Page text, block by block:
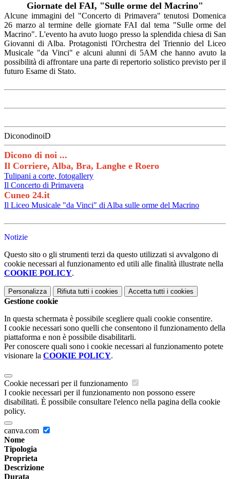
Giornate del FAI, "Sulle orme del Macrino"
Alcune immagini del "Concerto di Primavera" tenutosi Domenica
26 marzo al termine delle giornate FAI dal tema "Sulle orme del
Macrino". L'evento ha avuto luogo presso la splendida chiesa di San
Giovanni di Alba. Protagonisti l'Orchestra del Triennio del Liceo
Musicale "da Vinci" e alcuni alunni di 5AM che hanno avuto la
possibilità di affrontare una parte di repertorio solistico previsto per il
futuro Esame di Stato.
DiconodinoiD
Dicono di noi ...
Il Corriere, Alba, Bra, Langhe e Roero
Tulipani a corte, fotogallery
Il Concerto di Primavera
Cuneo 24.it
Il Liceo Musicale "da Vinci" di Alba sulle orme del Macrino
Notizie
Questo sito o gli strumenti terzi da questo utilizzati si avvalgono di
cookie necessari al funzionamento ed utili alle finalità illustrate nella
COOKIE POLICY.
Personalizza Rifiuta tutti i cookies Accetta tutti i cookies
Gestione cookie
In questa schermata è possibile scegliere quali cookie consentire.
I cookie necessari sono quelli che consentono il funzionamento della
piattaforma e non è possibile disabilitarli.
Per conoscere quali sono i cookie necessari al funzionamento potete
visionare la COOKIE POLICY.
Cookie necessari per il funzionamento
I cookie necessari per il funzionamento non possono essere
disabilitati. È possibile consultare l'elenco nella pagina della cookie
policy.
canva.com
Nome
Tipologia
Proprieta
Descrizione
Durata